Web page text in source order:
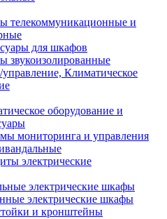
телекоммуникационные и
для шкафов
звукоизолированные
Климатическое
оборудование и
мониторинга и управления
электрические
электрические шкафы
электрические шкафы
и кронштейны